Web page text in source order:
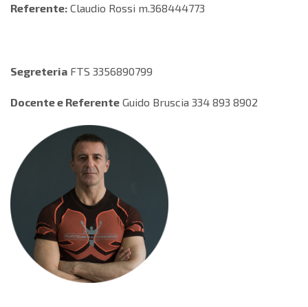
Referente: Claudio Rossi m.368444773
Segreteria FTS 3356890799
Docente e Referente Guido Bruscia 334 893 8902